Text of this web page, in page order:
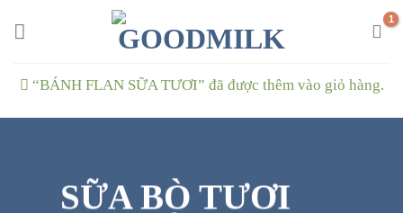
“BÁNH FLAN SỮA TƯƠI” đã được thêm vào giỏ hàng.
SỮA BÒ TƯƠI